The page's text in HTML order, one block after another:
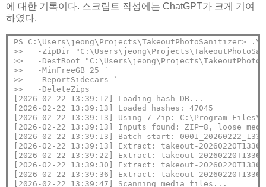
에 대한 기록이다. 스크립트 작성에는 ChatGPT가 크게 기여
하였다.
PS C:\Users\jeong\Projects\TakeoutPhotoSanitizer>
>>   -ZipDir
>>   -DestRoot
>>   -MinFreeGB 25 `
>>   -ReportSidecars `
>>   -DeleteZips
[2026-02-22 13:39:12] Loading hash DB...
[2026-02-22 13:39:13] Loaded hashes: 47045
[2026-02-22 13:39:13] Using 7-Zip: C:\Program
[2026-02-22 13:39:13] Inputs found: ZIP=8,
[2026-02-22 13:39:13] Batch start:
[2026-02-22 13:39:13] Extract: takeout-
[2026-02-22 13:39:22] Extract: takeout-
[2026-02-22 13:39:30] Extract: takeout-
[2026-02-22 13:39:36] Extract: takeout-
[2026-02-22 13:39:47] Scanning media files...